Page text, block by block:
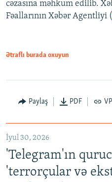
cəzasına məhkum edilib.
Fəallarının Xəbər Agentliyi (
Ətraflı burada oxuyun
Paylaş PDF
İyul 30, 2026
'Telegram'ın
'terrorçular və